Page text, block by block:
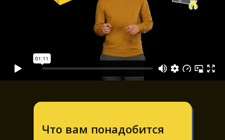
Что вам понадобится